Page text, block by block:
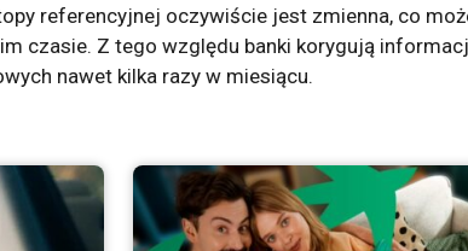
referencyjnej oczywiście jest zmienna, co
czasie. Z tego względu banki korygują
nawet kilka razy w miesiącu.